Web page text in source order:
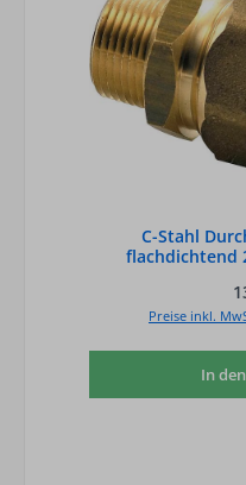
C-Stahl
flachdichtend
Preise inkl.
In